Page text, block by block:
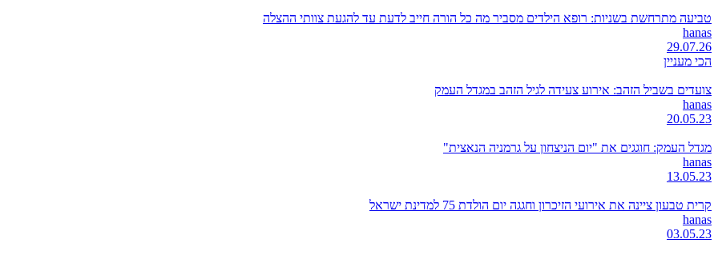
טביעה מתרחשת בשניות: רופא הילדים מסביר מה כל הורה חייב לדעת עד להגעת צוותי ההצלה
hanas
29.07.26
הכי מעניין
צועדים בשביל הזהב: אירוע צעידה לגיל הזהב במגדל העמק
hanas
20.05.23
מגדל העמק: חוגגים את "יום הניצחון על גרמניה הנאצית"
hanas
13.05.23
קרית טבעון ציינה את אירועי הזיכרון וחגגה יום הולדת 75 למדינת ישראל
hanas
03.05.23